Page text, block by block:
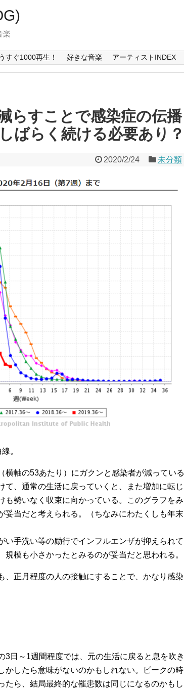
楽
すぐ1000再生！ 好きな音楽 アーティストINDEX
らすことで感染症の伝播
ばらく続ける必要あり？
2020/2/24 未分類
。
横軸の53あたり）にガクンと感染者が減っている
て、通常の生活に戻っていくと、また増加に転じ
も勢いなく収束に向かっている。このグラフをみ
妥当だと考えられる。（ちなみにわたくしも年末
手洗い等の励行でインフルエンザが抑えられて
模も小さかったとみるのが妥当だと思われる。
、正月程度の人の接触にすることで、かなり感染
日～1週間程度では、元の生活に戻ると息を吹き
かしたら意味がないのかもしれない。ピークの時
ら、結局最終的な罹患数は同じになるのかもし